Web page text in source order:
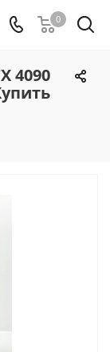
0
4090